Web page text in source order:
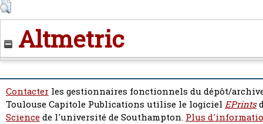
Altmetric
Contacter les gestionnaires fonctionnels du dépôt/
Toulouse Capitole Publications utilise le logiciel EPrints
Sciencede l'université de Southampton. Plus